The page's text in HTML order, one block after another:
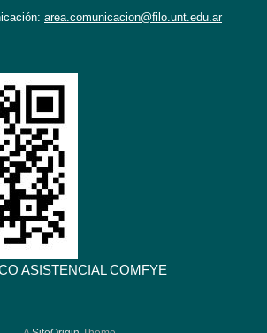
area.comunicacion@filo.unt.edu.ar
ASISTENCIAL COMFYE